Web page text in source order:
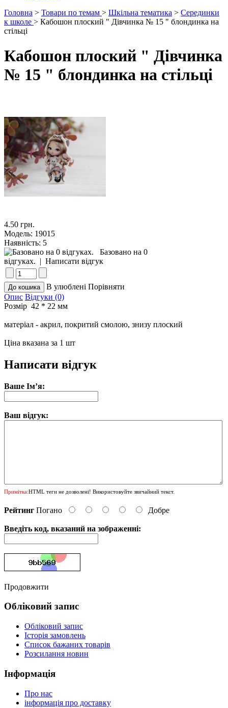
Головна > Товари по темам > Шкільна тематика > Серединки
к школе > Кабошон плоский " Дівчинка № 15 " блондинка на
стільці
Кабошон плоский " Дівчинка
№ 15 " блондинка на стільці
4.50 грн.
Модель: 19015
Наявність: 5
Базовано на 0
відгуках. | Написати відгук
В улюблені Порівняти
Опис Відгуки (0)
Розмір 42 * 22 мм
матеріал - акрил, покритий смолою, знизу плоский
Ціна вказана за 1 шт
Написати відгук
Ваше Ім’я:
Ваш відгук:
Примітка:HTML теги не дозволені! Використовуйте звичайний текст.
Рейтинг Погано Добре
Введіть код, вказаний на зображенні:
Продовжити
Обліковий запис
Обліковий запис
Історія замовлень
Список бажаних товарів
Розсилання новин
Інформація
Про нас
інформація про доставку